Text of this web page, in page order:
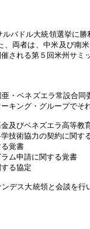
バドル大統領選挙に
両者は、中米及び南
される第５回米州サミ
亜・ベネズエラ常設合
キング・グループで
及びベネズエラ高等教
技術協力の契約に関す
る覚書
ム申請に関する覚書
る協定
ンデス大統領と会談を